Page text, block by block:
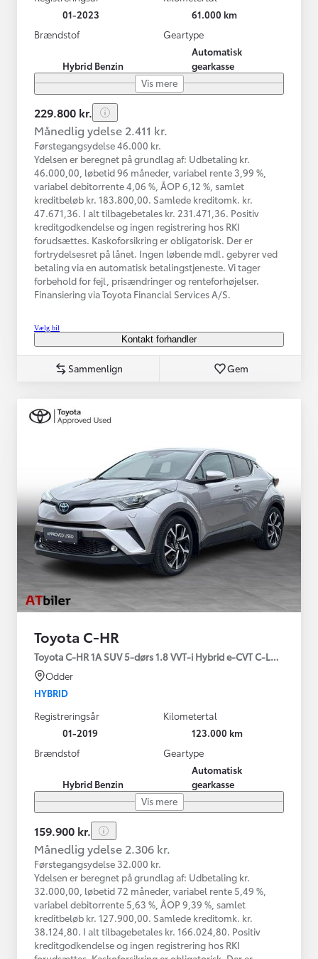
01-2023
61.000 km
Brændstof
Hybrid Benzin
Geartype
Automatisk
gearkasse
Vis mere
229.800 kr.
Månedlig ydelse 2.411 kr.
Førstegangsydelse 46.000 kr.
Ydelsen er beregnet på grundlag af: Udbetaling kr.
46.000,00, løbetid 96 måneder, variabel rente 3,99 %,
variabel debitorrente 4,06 %, ÅOP 6,12 %, samlet
kreditbeløb kr. 183.800,00. Samlede kreditomk. kr.
47.671,36. I alt tilbagebetales kr. 231.471,36. Positiv
kreditgodkendelse og ingen registrering hos RKI
forudsættes. Kaskoforsikring er obligatorisk. Der er
fortrydelsesret på lånet. Ingen løbende mdl. gebyrer ved
betaling via en automatisk betalingstjeneste. Vi tager
forbehold for fejl, prisændringer og renteforhøjelser.
Finansiering via Toyota Financial Services A/S.
Vælg bil
Kontakt forhandler
Sammenlign Gem
Toyota C-HR
Toyota C-HR 1A SUV 5-dørs 1.8 VVT-i Hybrid e-CVT C-LUB -
Odder
HYBRID
Registreringsår
01-2019
Kilometertal
123.000 km
Brændstof
Hybrid Benzin
Geartype
Automatisk
gearkasse
Vis mere
159.900 kr.
Månedlig ydelse 2.306 kr.
Førstegangsydelse 32.000 kr.
Ydelsen er beregnet på grundlag af: Udbetaling kr.
32.000,00, løbetid 72 måneder, variabel rente 5,49 %,
variabel debitorrente 5,63 %, ÅOP 9,39 %, samlet
kreditbeløb kr. 127.900,00. Samlede kreditomk. kr.
38.124,80. I alt tilbagebetales kr. 166.024,80. Positiv
kreditgodkendelse og ingen registrering hos RKI